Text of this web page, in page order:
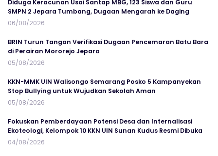
Diduga Keracunan Usai Santap MBG, 123 Siswa dan Guru
SMPN 2 Jepara Tumbang, Dugaan Mengarah ke Daging
06/08/2026
BRIN Turun Tangan Verifikasi Dugaan Pencemaran Batu Bara
di Perairan Mororejo Jepara
05/08/2026
KKN-MMK UIN Walisongo Semarang Posko 5 Kampanyekan
Stop Bullying untuk Wujudkan Sekolah Aman
05/08/2026
Fokuskan Pemberdayaan Potensi Desa dan Internalisasi
Ekoteologi, Kelompok 10 KKN UIN Sunan Kudus Resmi Dibuka
04/08/2026